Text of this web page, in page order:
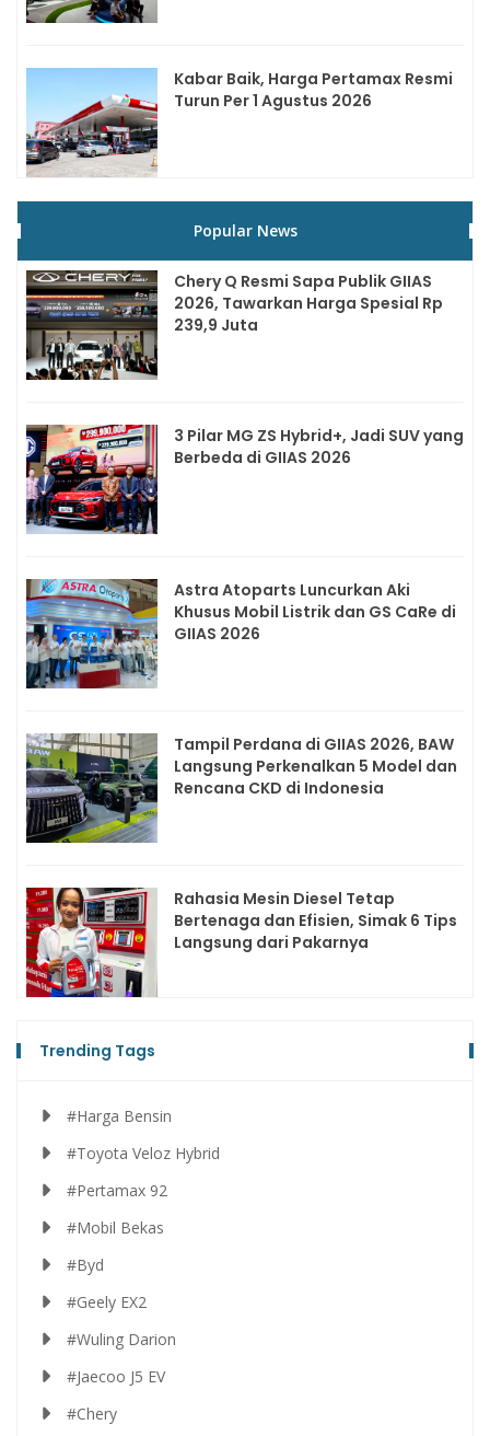
Kabar Baik, Harga Pertamax Resmi
Turun Per 1 Agustus 2026
Popular News
Chery Q Resmi Sapa Publik GIIAS
2026, Tawarkan Harga Spesial Rp
239,9 Juta
3 Pilar MG ZS Hybrid+, Jadi SUV yang
Berbeda di GIIAS 2026
Astra Atoparts Luncurkan Aki
Khusus Mobil Listrik dan GS CaRe di
GIIAS 2026
Tampil Perdana di GIIAS 2026, BAW
Langsung Perkenalkan 5 Model dan
Rencana CKD di Indonesia
Rahasia Mesin Diesel Tetap
Bertenaga dan Efisien, Simak 6 Tips
Langsung dari Pakarnya
Trending Tags
#Harga Bensin
#Toyota Veloz Hybrid
#Pertamax 92
#Mobil Bekas
#Byd
#Geely EX2
#Wuling Darion
#Jaecoo J5 EV
#Chery